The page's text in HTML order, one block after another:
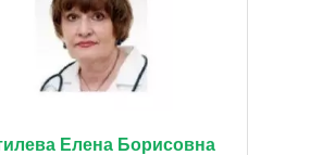
Елена Борисовна